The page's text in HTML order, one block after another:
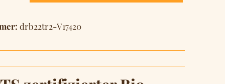
drb22tr2-V17420